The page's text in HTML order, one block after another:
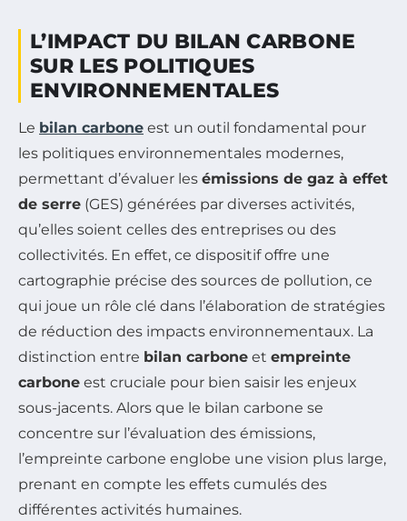
L’IMPACT DU BILAN CARBONE
SUR LES POLITIQUES
ENVIRONNEMENTALES
Le bilan carbone est un outil fondamental pour
les politiques environnementales modernes,
permettant d’évaluer les émissions de gaz à effet
de serre (GES) générées par diverses activités,
qu’elles soient celles des entreprises ou des
collectivités. En effet, ce dispositif offre une
cartographie précise des sources de pollution, ce
qui joue un rôle clé dans l’élaboration de stratégies
de réduction des impacts environnementaux. La
distinction entre bilan carbone et empreinte
carbone est cruciale pour bien saisir les enjeux
sous-jacents. Alors que le bilan carbone se
concentre sur l’évaluation des émissions,
l’empreinte carbone englobe une vision plus large,
prenant en compte les effets cumulés des
différentes activités humaines.